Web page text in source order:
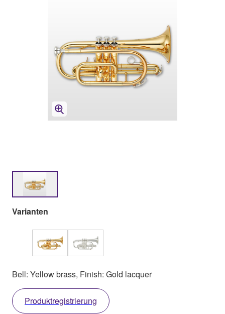
Varianten
Bell: Yellow brass, Finish: Gold lacquer
Produktregistrierung